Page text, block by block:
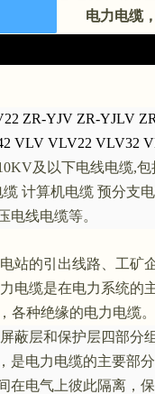
电力电缆
ZR-YJV ZR-YJLV
VLV VLV22 VLV32
及以下电线电缆,包
缆 计算机电缆 预分支
电线电缆等。
站的引出线路、工矿
电缆是在电力系统的
各种绝缘的电力电缆。
蔽层和保护层四部分组
是电力电缆的主要部分
在电气上彼此隔离，